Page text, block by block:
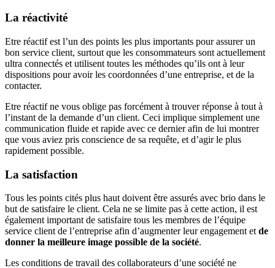
La réactivité
Etre réactif est l’un des points les plus importants pour assurer un
bon service client, surtout que les consommateurs sont actuellement
ultra connectés et utilisent toutes les méthodes qu’ils ont à leur
dispositions pour avoir les coordonnées d’une entreprise, et de la
contacter.
Etre réactif ne vous oblige pas forcément à trouver réponse à tout à
l’instant de la demande d’un client. Ceci implique simplement une
communication fluide et rapide avec ce dernier afin de lui montrer
que vous aviez pris conscience de sa requête, et d’agir le plus
rapidement possible.
La satisfaction
Tous les points cités plus haut doivent être assurés avec brio dans le
but de satisfaire le client. Cela ne se limite pas à cette action, il est
également important de satisfaire tous les membres de l’équipe
service client de l’entreprise afin d’augmenter leur engagement et de
donner la meilleure image possible de la société.
Les conditions de travail des collaborateurs d’une société ne